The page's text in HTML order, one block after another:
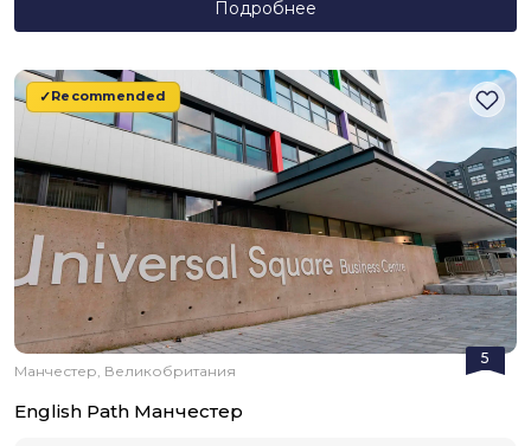
Подробнее
Recommended
5
Манчестер, Великобритания
English Path Манчестер